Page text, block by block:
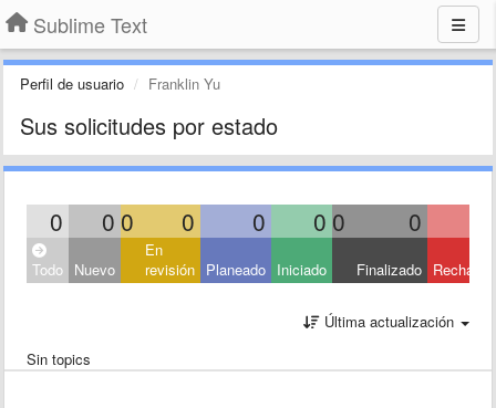
Sublime Text
Perfil de usuario Franklin Yu
Sus solicitudes por estado
0 0 0 0 0 0 0 0
Todo Nuevo
En
revisión Planeado Iniciado Finalizado
Última actualización
Sin topics